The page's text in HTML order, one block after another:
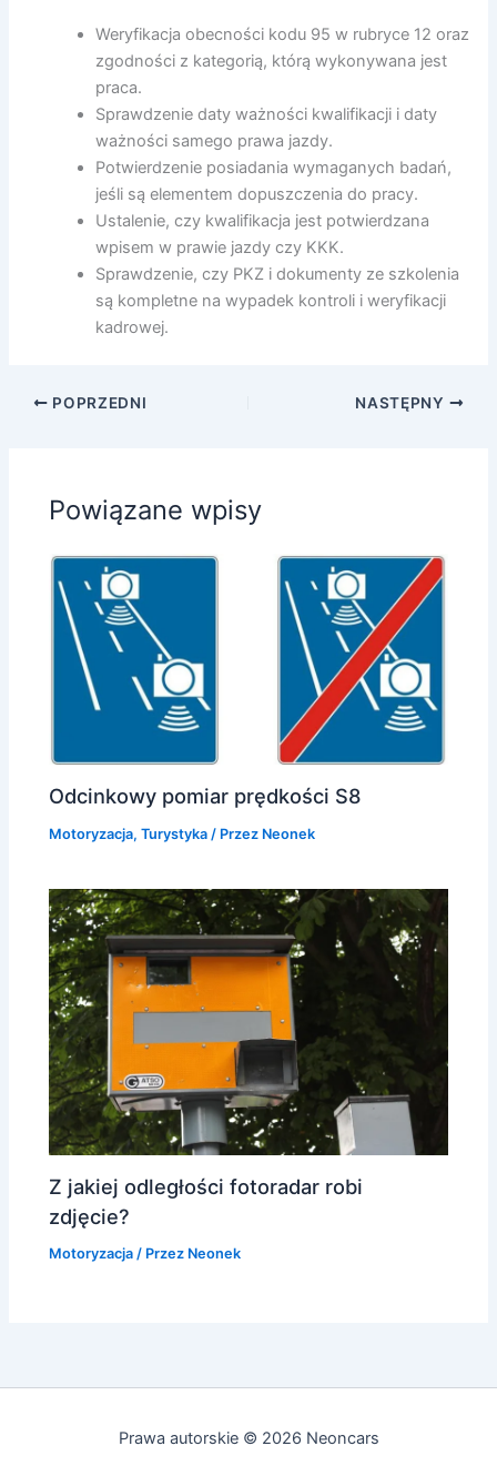
Weryfikacja obecności kodu 95 w rubryce 12 oraz
zgodności z kategorią, którą wykonywana jest
praca.
Sprawdzenie daty ważności kwalifikacji i daty
ważności samego prawa jazdy.
Potwierdzenie posiadania wymaganych badań,
jeśli są elementem dopuszczenia do pracy.
Ustalenie, czy kwalifikacja jest potwierdzana
wpisem w prawie jazdy czy KKK.
Sprawdzenie, czy PKZ i dokumenty ze szkolenia
są kompletne na wypadek kontroli i weryfikacji
kadrowej.
POPRZEDNI NASTĘPNY
Powiązane wpisy
Odcinkowy pomiar prędkości S8
Motoryzacja,Turystyka / Przez Neonek
Z jakiej odległości fotoradar robi
zdjęcie?
Motoryzacja / Przez Neonek
Prawa autorskie © 2026 Neoncars